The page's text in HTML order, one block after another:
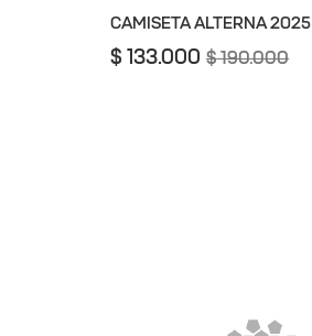
CAMISETA ALTERNA 2025
$190.000
$ 133.000